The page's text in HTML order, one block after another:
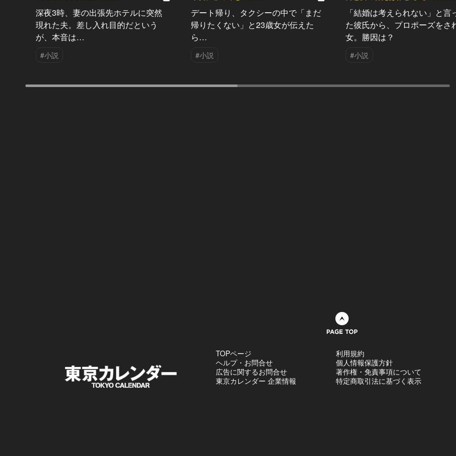
深夜3時、妻の出張先ホテルに突然
現れた夫。差し入れ目的だという
が、本音は…
#小説
デート帰り、タクシーの中で「まだ
帰りたくない」と23歳女が伝えた
ら…
#小説
「結婚は考えられない」と言
た彼氏から、プロポーズをさ
女。勝因は？
#小説
TOPページ
ヘルプ・お問合せ
広告に関するお問合せ
東京カレンダー 企業情報
利用規約
個人情報保護方針
著作権・免責事項について
特定商取引法に基づく表示